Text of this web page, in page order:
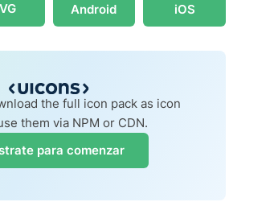
Android iOS
the full icon pack as icon
them via NPM or CDN.
para comenzar